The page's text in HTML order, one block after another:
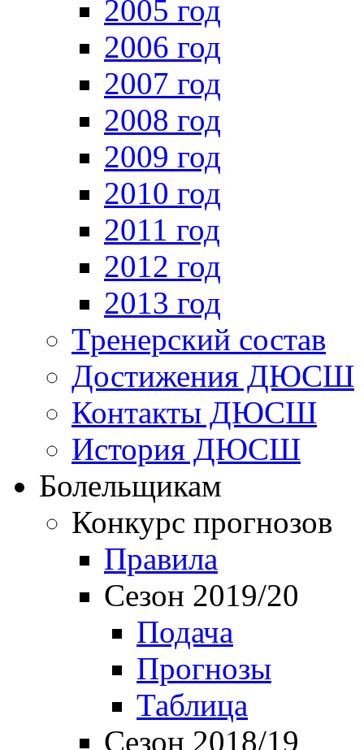
2005 год
2006 год
2007 год
2008 год
2009 год
2010 год
2011 год
2012 год
2013 год
Тренерский состав
Достижения ДЮСШ
Контакты ДЮСШ
История ДЮСШ
Болельщикам
Конкурс прогнозов
Правила
Сезон 2019/20
Подача
Прогнозы
Таблица
Сезон 2018/19